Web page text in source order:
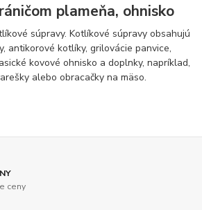
plameňa, ohnisko
súpravy. Kotlíkové súpravy obsahujú
antikorové kotlíky, grilovácie panvice,
kovové ohnisko a doplnky, napríklad,
alebo obracačky na mäso.
ceny